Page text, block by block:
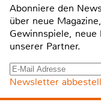
Abonniere den
über neue
Gewinnspiele,
unserer Partner.
Newsletter